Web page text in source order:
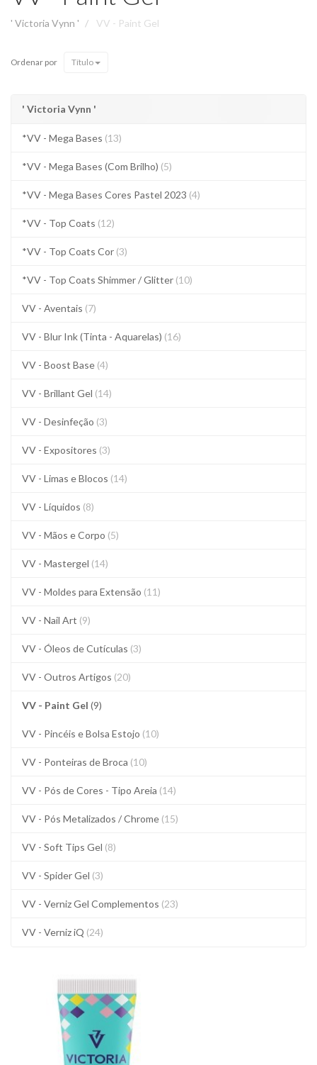
' Victoria Vynn ' VV - Paint Gel
Ordenar por Título
' Victoria Vynn '
*VV - Mega Bases (13)
*VV - Mega Bases (Com Brilho) (5)
*VV - Mega Bases Cores Pastel 2023 (4)
*VV - Top Coats (12)
*VV - Top Coats Cor (3)
*VV - Top Coats Shimmer / Glitter (10)
VV - Aventais (7)
VV - Blur Ink (Tinta - Aquarelas) (16)
VV - Boost Base (4)
VV - Brillant Gel (14)
VV - Desinfeção (3)
VV - Expositores (3)
VV - Limas e Blocos (14)
VV - Líquidos (8)
VV - Mãos e Corpo (5)
VV - Mastergel (14)
VV - Moldes para Extensão (11)
VV - Nail Art (9)
VV - Óleos de Cutículas (3)
VV - Outros Artigos (20)
VV - Paint Gel (9)
VV - Pincéis e Bolsa Estojo (10)
VV - Ponteiras de Broca (10)
VV - Pós de Cores - Tipo Areia (14)
VV - Pós Metalizados / Chrome (15)
VV - Soft Tips Gel (8)
VV - Spider Gel (3)
VV - Verniz Gel Complementos (23)
VV - Verniz iQ (24)